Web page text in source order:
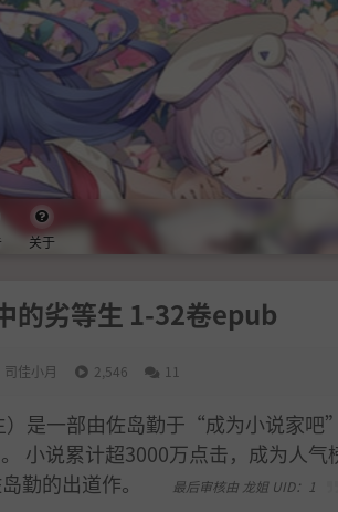
关于
的劣等生 1-32卷epub
司佳小月 2,546 11
）是一部由佐岛勤于“成为小说家
小说累计超3000万点击，成为人气
勤的出道作。
最后审核由 龙姐 UID：1